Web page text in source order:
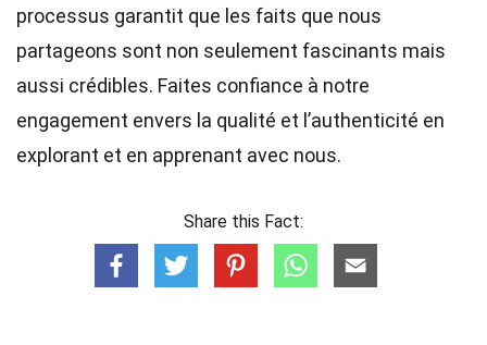
processus garantit que les faits que nous
partageons sont non seulement fascinants mais
aussi crédibles. Faites confiance à notre
engagement envers la qualité et l’authenticité en
explorant et en apprenant avec nous.
Share this Fact: